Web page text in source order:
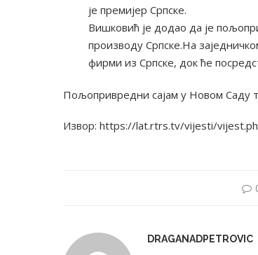
је премијер Српске.
Вишковић је додао да је
производу Српске.На
фирми из Српске, док ће
Пољопривредни сајам у Новом Саду
Извор: https://lat.rtrs.tv/vijesti/
DRAGANADPETROVIC